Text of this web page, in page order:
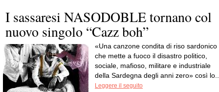
I sassaresi NASODOBLE tornano col
nuovo singolo “Cazz boh”
«Una canzone condita di riso sardonico
che mette a fuoco il disastro politico,
sociale, mafioso, militare e industriale
della Sardegna degli anni zero» così
Leggere il seguito